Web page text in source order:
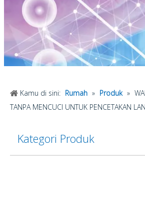
Kamu di sini: Rumah » Produk »
TANPA MENCUCI UNTUK PENCETAKAN
Kategori Produk